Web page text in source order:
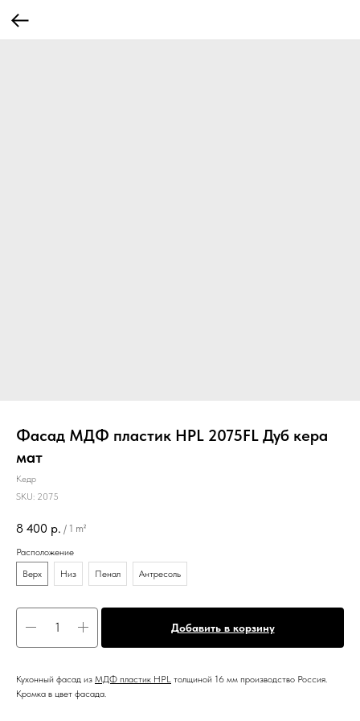
Фасад МДФ пластик HPL 2075FL Дуб кера
мат
Кедр
SKU: 2075
8 400 р. / 1 m²
Расположение
Верх
Низ Пенал Антресоль
Добавить в корзину
Кухонный фасад из МДФ пластик HPL толщиной 16 мм производство Россия.
Кромка в цвет фасада.